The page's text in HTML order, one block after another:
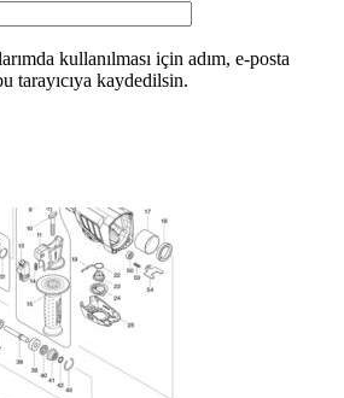
kullanılması için adım, e-posta
tarayıcıya kaydedilsin.